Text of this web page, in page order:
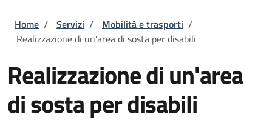
Briciole di pane
Home / Servizi / Mobilità e trasporti /
Realizzazione di un'area di sosta per disabili
Realizzazione di un'area
di sosta per disabili